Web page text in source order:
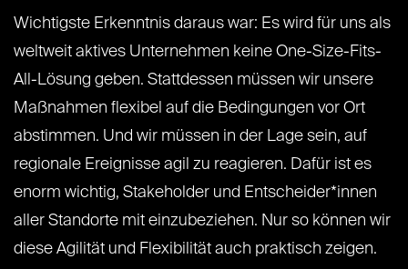
Wichtigste Erkenntnis daraus war: Es wird für uns als
weltweit aktives Unternehmen keine One-Size-Fits-
All-Lösung geben. Stattdessen müssen wir unsere
Maßnahmen flexibel auf die Bedingungen vor Ort
abstimmen. Und wir müssen in der Lage sein, auf
regionale Ereignisse agil zu reagieren. Dafür ist es
enorm wichtig, Stakeholder und Entscheider*innen
aller Standorte mit einzubeziehen. Nur so können wir
diese Agilität und Flexibilität auch praktisch zeigen.